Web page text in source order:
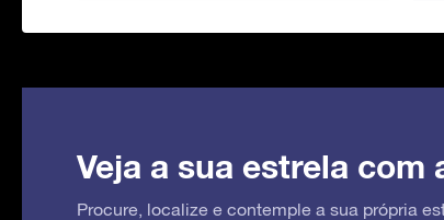
Veja a sua estrela com
Procure, localize e contemple a sua própria